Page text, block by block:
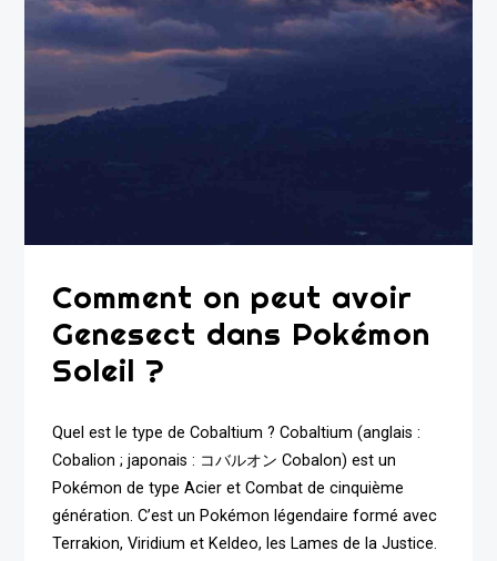
Comment on peut avoir
Genesect dans Pokémon
Soleil ?
Quel est le type de Cobaltium ? Cobaltium (anglais :
Cobalion ; japonais : コバルオン Cobalon) est un
Pokémon de type Acier et Combat de cinquième
génération. C’est un Pokémon légendaire formé avec
Terrakion, Viridium et Keldeo, les Lames de la Justice.